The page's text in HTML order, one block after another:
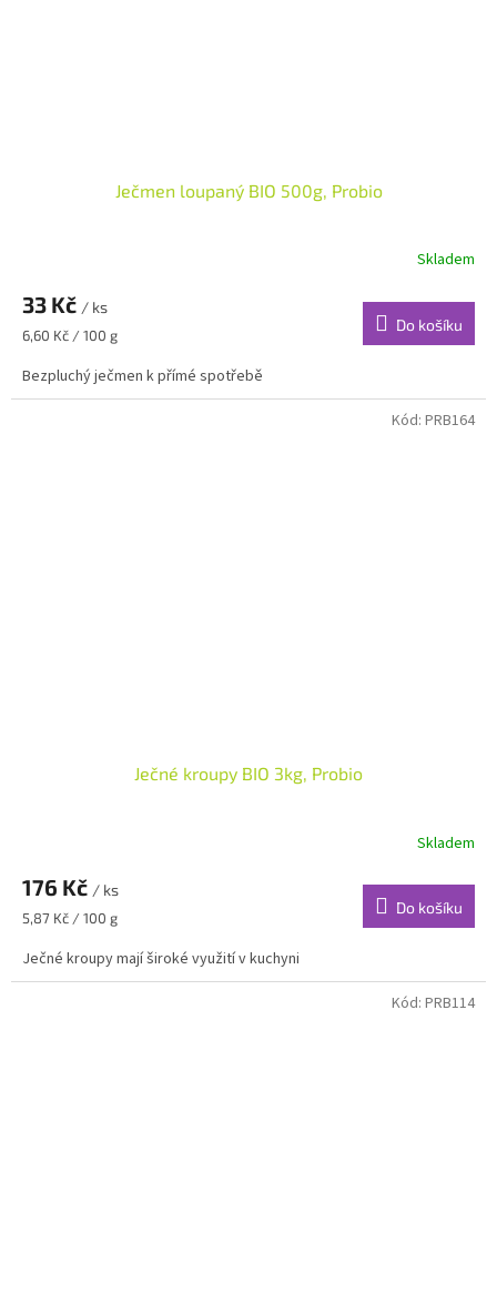
Ječmen loupaný BIO 500g, Probio
Skladem
33 Kč / ks
Měrná
6,60 Kč / 100 g
Do košíku
Bezpluchý ječmen k přímé spotřebě
Ječné kroupy BIO 3kg, Probio
Skladem
176 Kč / ks
Měrná
5,87 Kč / 100 g
Do košíku
Ječné kroupy mají široké využití v kuchyni
Kód: PRB164
Kód: PRB114